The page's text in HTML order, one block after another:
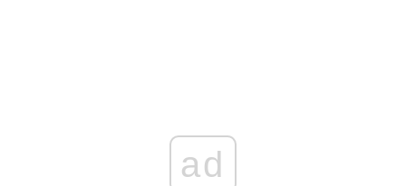
ad